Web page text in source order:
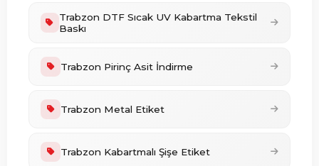
Trabzon DTF Sıcak UV Kabartma Tekstil
Baskı
Trabzon Pirinç Asit İndirme
Trabzon Metal Etiket
Trabzon Kabartmalı Şişe Etiket